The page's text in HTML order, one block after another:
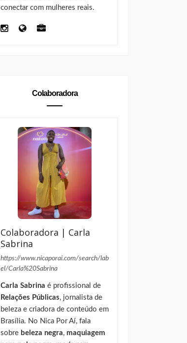
conectar com mulheres reais.
Colaboradora
Colaboradora | Carla
Sabrina
https://www.nicaporai.com/search/lab
el/Carla%20Sabrina
Carla Sabrina é profissional de
Relações Públicas, jornalista de
beleza e criadora de conteúdo em
Brasília. No Nica Por Aí, fala
sobre beleza negra, maquiagem